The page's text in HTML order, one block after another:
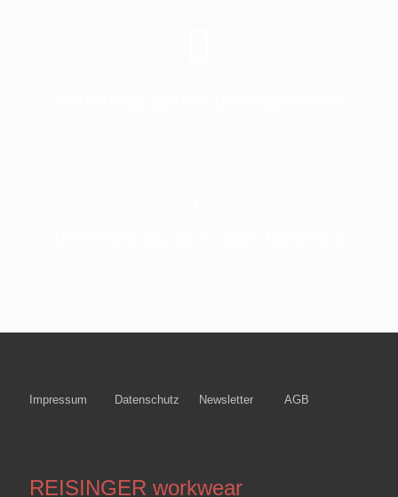
Impressum Datenschutz Newsletter AGB
REISINGER workwear